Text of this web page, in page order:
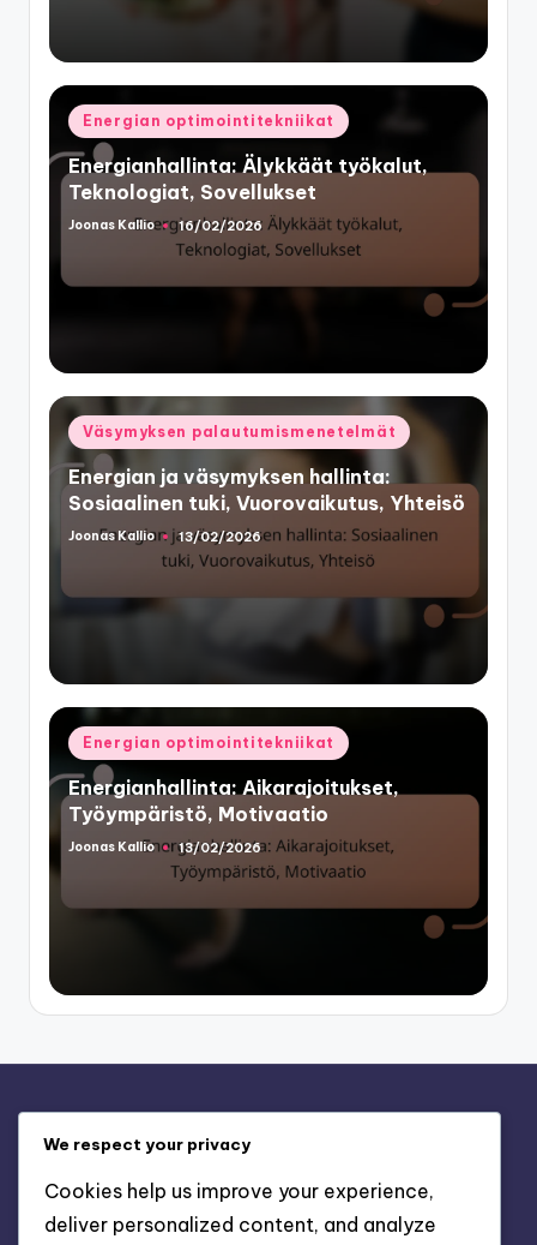
Posted
in
Energian optimointitekniikat
Energianhallinta: Älykkäät työkalut,
Teknologiat, Sovellukset
Posted
Joonas Kallio 16/02/2026
Posted
in
Väsymyksen palautumismenetelmät
Energian ja väsymyksen hallinta:
Sosiaalinen tuki, Vuorovaikutus, Yhteisö
Posted
Joonas Kallio 13/02/2026
Posted
in
Energian optimointitekniikat
Energianhallinta: Aikarajoitukset,
Työympäristö, Motivaatio
Posted
Joonas Kallio 13/02/2026
Evästeet ja seuranta
Ota yhteyttä
We respect your privacy
Cookies help us improve your experience,
deliver personalized content, and analyze